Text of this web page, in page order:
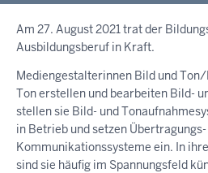
Am 27. August 2021 trat der
Ausbildungsberuf in Kraft.
Mediengestalterinnen Bild und
Ton erstellen und bearbeiten Bild-
stellen sie Bild- und
in Betrieb und setzen
Kommunikationssysteme ein. In
sind sie häufig im Spannungsfeld